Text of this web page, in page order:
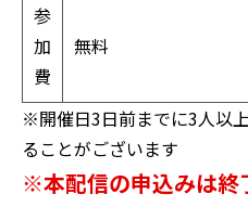
参
加
費
無料
※開催日3日前までに3人以
ることがございます
※本配信の申込みは終